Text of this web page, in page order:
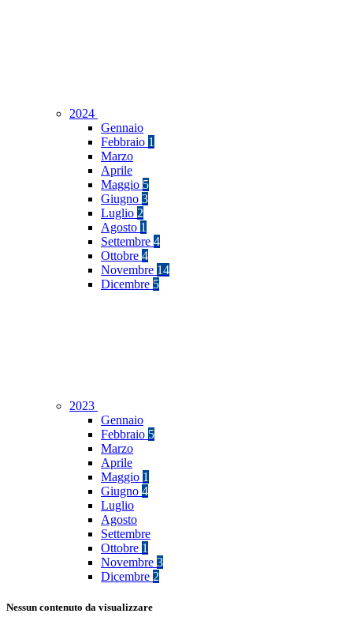
2024
Gennaio
Febbraio 1
Marzo
Aprile
Maggio 5
Giugno 3
Luglio 2
Agosto 1
Settembre 4
Ottobre 4
Novembre 14
Dicembre 5
2023
Gennaio
Febbraio 5
Marzo
Aprile
Maggio 1
Giugno 4
Luglio
Agosto
Settembre
Ottobre 1
Novembre 3
Dicembre 2
Nessun contenuto da visualizzare